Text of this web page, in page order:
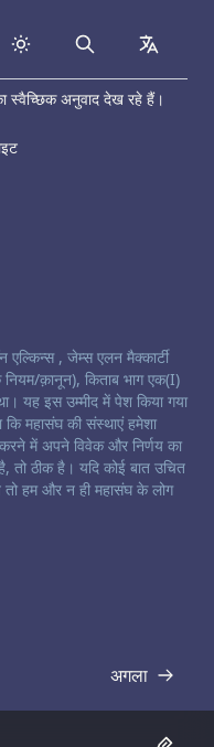
Search
स्वैच्छिक अनुवाद देख रहे हैं।
, जेम्स एलन मैक्कार्टी
क़ानून), किताब भाग एक(I)
यह इस उम्मीद में पेश किया गया
महासंघ की संस्थाएं हमेशा
में अपने विवेक और निर्णय का
ठीक है। यदि कोई बात उचित
तो हम और न ही महासंघ के लोग
अगला
प्रतिलिपि